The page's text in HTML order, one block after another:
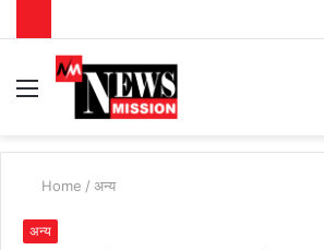
Menu
Home / अन्य
अन्य